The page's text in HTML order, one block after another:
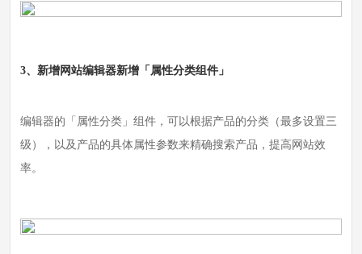
3、新增网站编辑器新增「属性分类组件」
编辑器的「属性分类」组件，可以根据产品的分类（最多设置三
级），以及产品的具体属性参数来精确搜索产品，提高网站效
率。